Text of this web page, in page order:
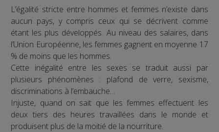
L’égalité stricte entre hommes et femmes n’existe dans
aucun pays, y compris ceux qui se décrivent comme
étant les plus développés. Au niveau des salaires, dans
l’Union Européenne, les femmes gagnent en moyenne 17
% de moins que les hommes.
Cette inégalité entre les sexes se traduit aussi par
plusieurs phénomènes : plafond de verre, sexisme,
discriminations à l’embauche…
Injuste, quand on sait que les femmes effectuent les
deux tiers des heures travaillées dans le monde et
produisent plus de la moitié de la nourriture.